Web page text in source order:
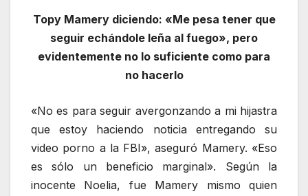
Topy Mamery diciendo: «Me pesa tener que
seguir echándole leña al fuego», pero
evidentemente no lo suficiente como para
no hacerlo
«No es para seguir avergonzando a mi hijastra
que estoy haciendo noticia entregando su
video porno a la FBI», aseguró Mamery. «Eso
es sólo un beneficio marginal». Según la
inocente Noelia, fue Mamery mismo quien